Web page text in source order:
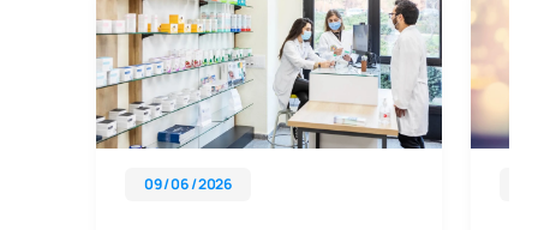
09 / 06 / 2026